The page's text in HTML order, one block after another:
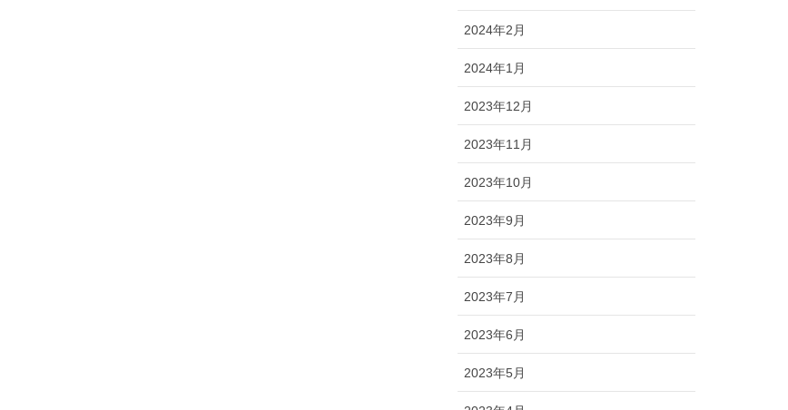
2024年2月
2024年1月
2023年12月
2023年11月
2023年10月
2023年9月
2023年8月
2023年7月
2023年6月
2023年5月